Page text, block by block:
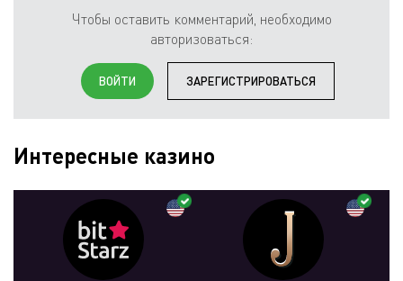
Чтобы оставить комментарий, необходимо
авторизоваться:
ВОЙТИ ЗАРЕГИСТРИРОВАТЬСЯ
Интересные казино